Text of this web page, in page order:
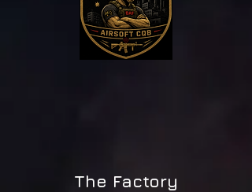
The Factory